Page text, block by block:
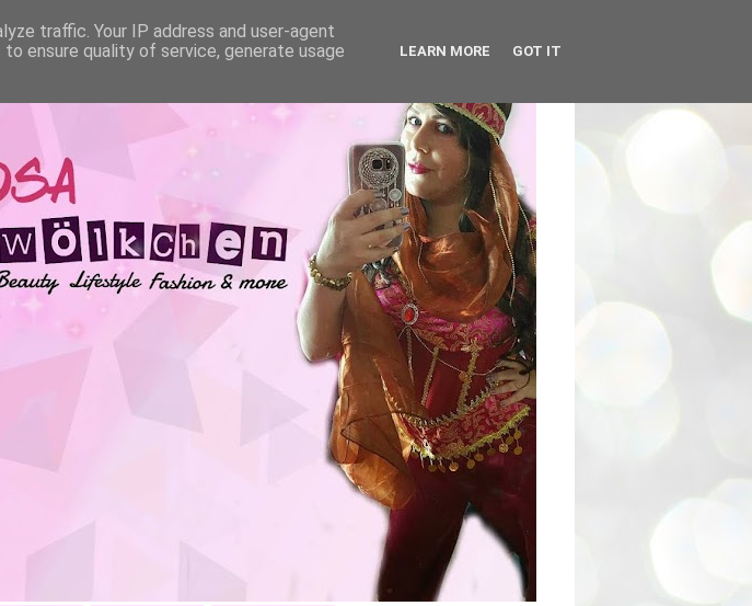
traffic. Your IP address and user-agent
ensure quality of service, generate usage
LEARN MORE GOT IT